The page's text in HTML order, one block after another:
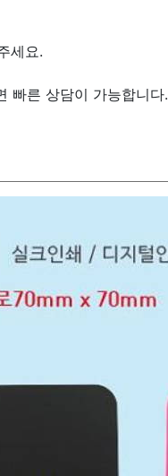
세요.
빠른 상담이 가능합니다.